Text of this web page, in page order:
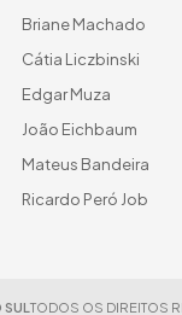
Briane Machado
Cátia Liczbinski
Edgar Muza
João Eichbaum
Mateus Bandeira
Ricardo Peró Job
TODOS OS DIREITOS